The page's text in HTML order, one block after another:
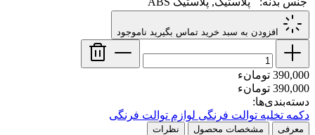
افزودن به سبد خرید تماس بگیرید ناموجود
390,000 تومانء
390,000 تومانء
دسته‌بندی‌ها:
دکمه تخلیه توالت فرنگی لوازم توالت فرنگی
معرفی مشخصات محصول نظرات